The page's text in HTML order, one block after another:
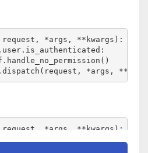
request , *args , **kwargs):
.handle_no_permission()
, *args ,
request *args
**kwargs):